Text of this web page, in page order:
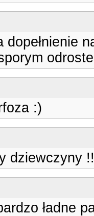
dopełnienie
:)
dziewczyny
ładne